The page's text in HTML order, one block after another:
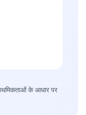
के आधार पर